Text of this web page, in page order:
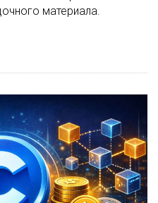
материала.